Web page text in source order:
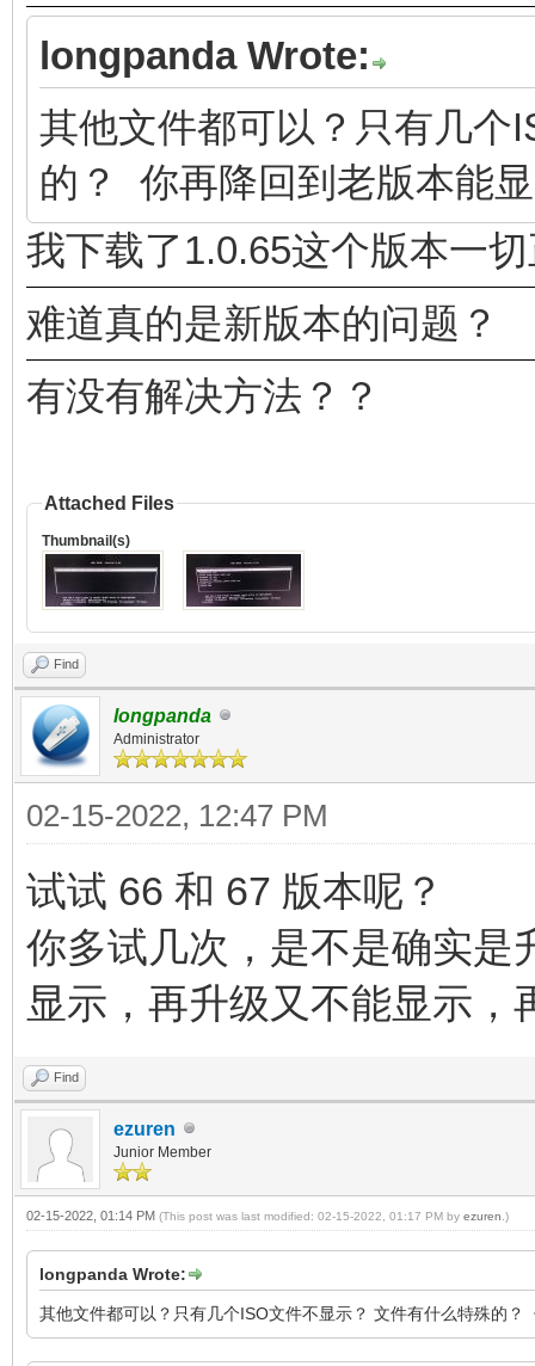
longpanda Wrote:
其他文件都可以？只有几个
的？ 你再降回到老版本能
我下载了1.0.65这个版本一
难道真的是新版本的问题？
有没有解决方法？？
Attached Files
Thumbnail(s)
Find
longpanda
Administrator
02-15-2022, 12:47 PM
试试 66 和 67 版本呢？
你多试几次，是不是确实是
显示，再升级又不能显示，
Find
ezuren
Junior Member
02-15-2022, 01:14 PM (This post was last modified: 02-15-2022, 01:17 PM by ezuren .)
longpanda Wrote:
其他文件都可以？只有几个ISO文件不显示？ 文件有什么特殊的